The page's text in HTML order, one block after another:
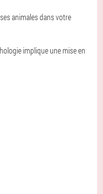
animales dans votre
implique une mise en